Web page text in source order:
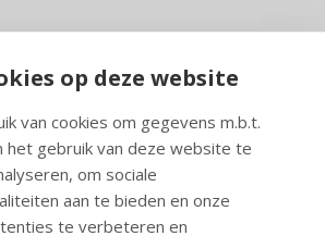
op deze website
van cookies om gegevens m.b.t.
gebruik van deze website te
om sociale
aan te bieden en onze
te verbeteren en